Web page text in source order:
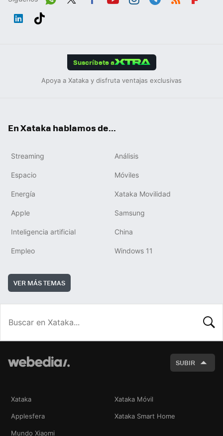
Wh
Suscríbete a
Apoya a Xataka y disfruta ventajas exclusivas
En Xataka hablamos de...
Streaming Análisis
Espacio Móviles
Energía Xataka Movilidad
Apple Samsung
Inteligencia artificial China
Empleo Windows 11
VER MÁS TEMAS
SUBIR
Xataka Xataka Móvil
Applesfera Xataka Smart Home
Mundo Xiaomi